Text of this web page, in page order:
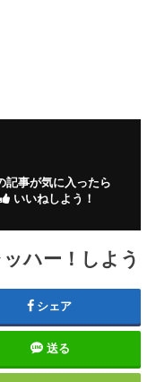
記事が気に入ったら
いいねしよう！
ハー！しよう
シェア
送る